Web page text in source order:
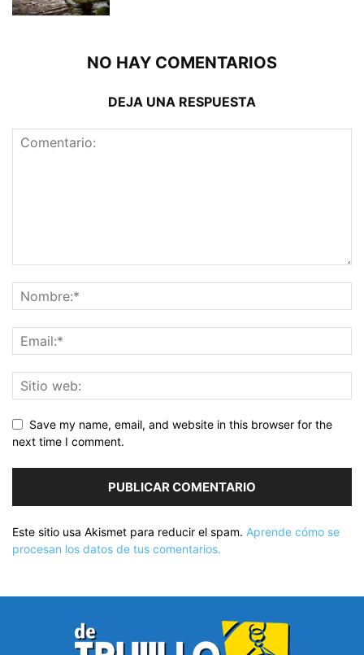
NO HAY COMENTARIOS
DEJA UNA RESPUESTA
Save my name, email, and website in this browser for the
next time I comment.
Este sitio usa Akismet para reducir el spam. Aprende cómo se
procesan los datos de tus comentarios.